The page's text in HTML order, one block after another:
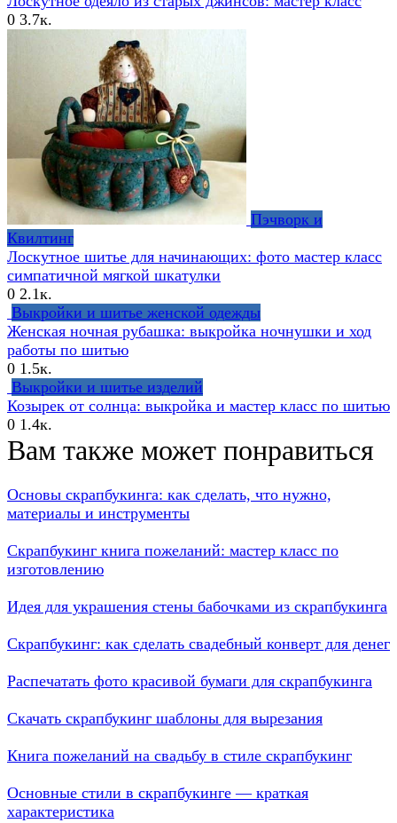
0 3.7к.
Пэчворк и
Квилтинг
Лоскутное шитье для начинающих: фото мастер класс
симпатичной мягкой шкатулки
0 2.1к.
Выкройки и шитье женской одежды
Женская ночная рубашка: выкройка ночнушки и ход
работы по шитью
0 1.5к.
Выкройки и шитье изделий
Козырек от солнца: выкройка и мастер класс по шитью
0 1.4к.
Вам также может понравиться
Основы скрапбукинга: как сделать, что нужно,
материалы и инструменты
Скрапбукинг книга пожеланий: мастер класс по
изготовлению
Идея для украшения стены бабочками из скрапбукинга
Скрапбукинг: как сделать свадебный конверт для денег
Распечатать фото красивой бумаги для скрапбукинга
Скачать скрапбукинг шаблоны для вырезания
Книга пожеланий на свадьбу в стиле скрапбукинг
Основные стили в скрапбукинге — краткая
характеристика